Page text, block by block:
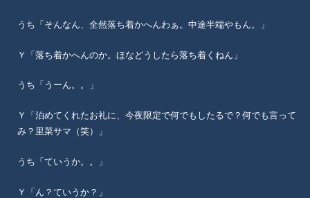
うち「そんなん、全然落ち着かへんわぁ。中途半端やもん。」
Ｙ「落ち着かへんのか。ほなどうしたら落ち着くねん」
うち「うーん。。」
Ｙ「泊めてくれたお礼に、今夜限定で何でもしたるで？何でも言って
み？里菜サマ（笑）」
うち「ていうか。。」
Ｙ「ん？ていうか？」